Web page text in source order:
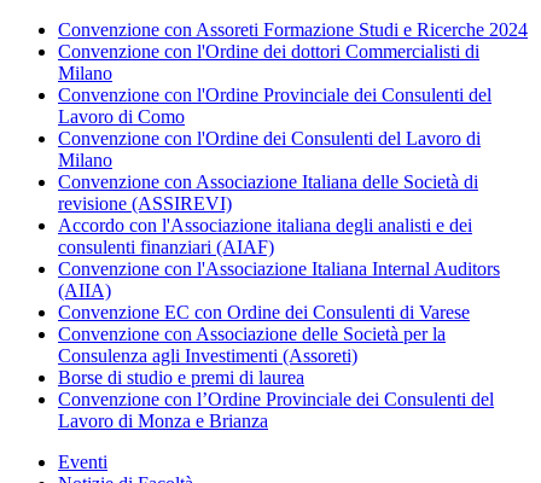
Convenzione con Assoreti Formazione Studi e Ricerche 2024
Convenzione con l'Ordine dei dottori Commercialisti di
Milano
Convenzione con l'Ordine Provinciale dei Consulenti del
Lavoro di Como
Convenzione con l'Ordine dei Consulenti del Lavoro di
Milano
Convenzione con Associazione Italiana delle Società di
revisione (ASSIREVI)
Accordo con l'Associazione italiana degli analisti e dei
consulenti finanziari (AIAF)
Convenzione con l'Associazione Italiana Internal Auditors
(AIIA)
Convenzione EC con Ordine dei Consulenti di Varese
Convenzione con Associazione delle Società per la
Consulenza agli Investimenti (Assoreti)
Borse di studio e premi di laurea
Convenzione con l’Ordine Provinciale dei Consulenti del
Lavoro di Monza e Brianza
Eventi